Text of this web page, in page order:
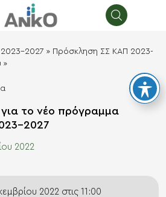
2023-2027 » Πρόσκληση ΣΣ ΚΑΠ 2023-
»
το νέο πρόγραμμα
2027
2022
2022 στις 11:00